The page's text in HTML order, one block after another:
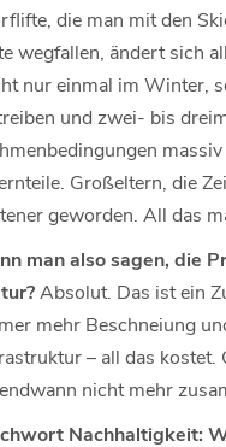
die man mit den
wegfallen, ändert sich
nur einmal im Winter,
und zwei- bis
Großeltern, die
geworden. All das
man also sagen, die
Absolut. Das ist ein
mehr Beschneiung
– all das kostet.
nicht mehr
Nachhaltigkeit: